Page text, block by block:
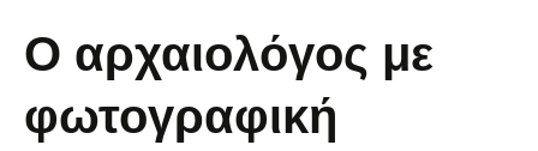
Ο αρχαιολόγος με
φωτογραφική